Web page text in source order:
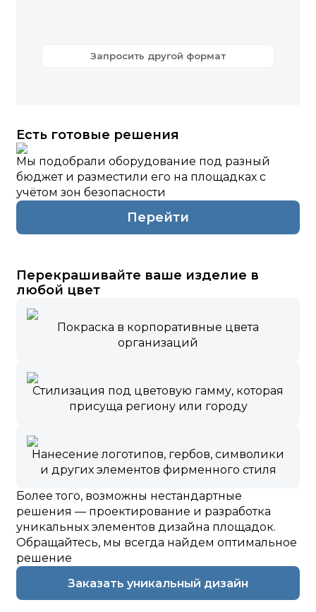
Запросить другой формат
Есть готовые решения
Мы подобрали оборудование под разный
бюджет и разместили его на площадках с
учётом зон безопасности
Перейти
Перекрашивайте ваше изделие в
любой цвет
Покраска в корпоративные цвета
организаций
Стилизация под цветовую гамму, которая
присуща региону или городу
Нанесение логотипов, гербов, символики
и других элементов фирменного стиля
Более того, возможны нестандартные
решения — проектирование и разработка
уникальных элементов дизайна площадок.
Обращайтесь, мы всегда найдем оптимальное
решение
Заказать уникальный дизайн